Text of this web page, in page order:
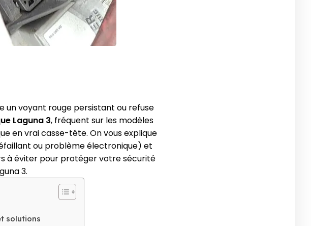
un voyant rouge persistant ou refuse
Laguna 3, fréquent sur les modèles
en vrai casse-tête. On vous explique
ou problème électronique) et
à éviter pour protéger votre sécurité
3.
solutions